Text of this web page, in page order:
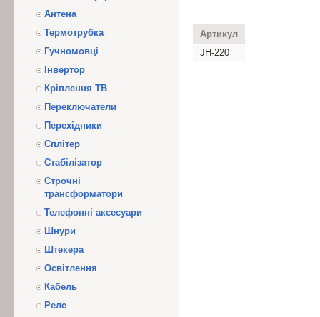
Антена
Термотрубка
Гучномовці
Інвертор
Кріплення ТВ
Переключатели
Перехідники
Сплітер
Стабілізатор
Строчні
трансформатори
Телефонні аксесуари
Шнури
Штекера
Освітлення
Кабель
Реле
Артикул
JH-220